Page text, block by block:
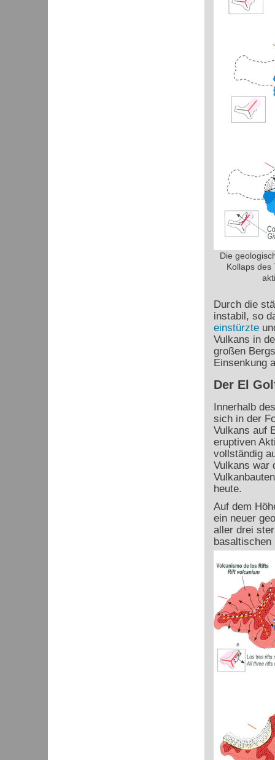
Die
Kollaps des
Durch die
instabil, so
einstürzte
Vulkans in
großen
Einsenkung
Der El
Innerhalb
sich in der
Vulkans auf
eruptiven
vollständig
Vulkans war
heute.
Auf dem
ein neuer
aller drei
basaltischen